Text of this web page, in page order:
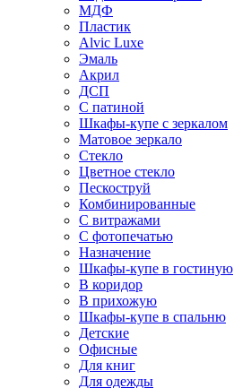
МДФ
Пластик
Alvic Luxe
Эмаль
Акрил
ДСП
С патиной
Шкафы-купе с зеркалом
Матовое зеркало
Стекло
Цветное стекло
Пескоструй
Комбинированные
С витражами
С фотопечатью
Назначение
Шкафы-купе в гостиную
В коридор
В прихожую
Шкафы-купе в спальню
Детские
Офисные
Для книг
Для одежды